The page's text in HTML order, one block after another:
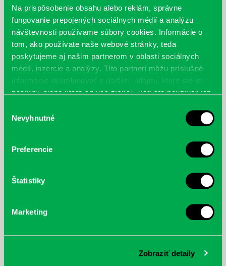
Na prispôsobenie obsahu alebo reklám, správne
fungovanie prepojených sociálnych médií a analýzu
návštevnosti používame súbory cookies. Informácie o
tom, ako používate naše webové stránky, teda
poskytujeme aj našim partnerom v oblasti sociálnych
médií, inzercie a analýzy. Títo partneri môžu príslušné
informácie skombinovať s ďalšími údajmi, ktoré ste im
poskytli, alebo ktoré od vás získali, keď ste používali ich
súhlasu
Nevyhnutné
Preferencie
Štatistiky
Marketing
Zobraziť detaily
cyklistu modernej doby: